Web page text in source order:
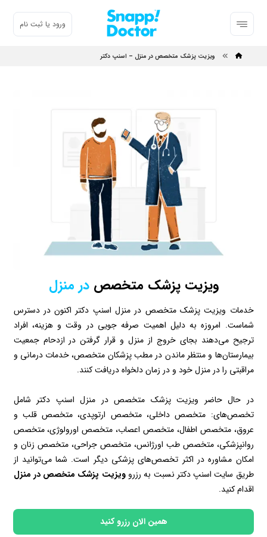
ورود یا ثبت نام
ویزیت پزشک متخصص در منزل – اسنپ دکتر
ویزیت پزشک متخصصدر منزل
خدمات ویزیت پزشک متخصص در منزل اسنپ دکتر اکنون در دسترس
شماست. امروزه به دلیل اهمیت صرفه جویی در وقت و هزینه، افراد
ترجیح می‌دهند بجای خروج از منزل و قرار گرفتن در ازدحام جمعیت
بیمارستان‌ها و منتظر ماندن در مطب پزشکان متخصص، خدمات درمانی و
مراقبتی را در منزل خود و در زمان دلخواه دریافت کنند.
در حال حاضر ویزیت پزشک متخصص در منزل اسنپ دکتر شامل
تخصص‌های: متخصص داخلی، متخصص ارتوپدی، متخصص قلب و
عروق، متخصص اطفال، متخصص اعصاب، متخصص اورولوژی، متخصص
روانپزشکی، متخصص طب اورژانس، متخصص جراحی، متخصص زنان و
امکان مشاوره در اکثر تخصص‌های پزشکی دیگر است. شما می‌توانید از
طریق سایت اسنپ دکتر نسبت به رزروویزیت پزشک متخصص در منزل
اقدام کنید.
همین الان رزرو کنید